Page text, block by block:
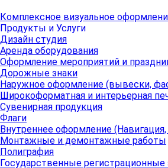
Комплексное визуальное
Продукты и Услуги
Дизайн студия
Аренда оборудования
Оформление мероприятий и
Дорожные знаки
Наружное оформление (вывески,
Широкоформатная и интерьерная
Сувенирная продукция
Флаги
Внутреннее оформление
Монтажные и демонтажные работы
Полиграфия
Государственные регистрационные